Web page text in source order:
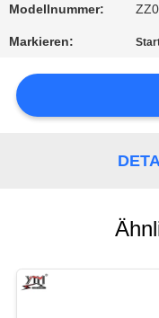
Modellnummer:
Markieren: